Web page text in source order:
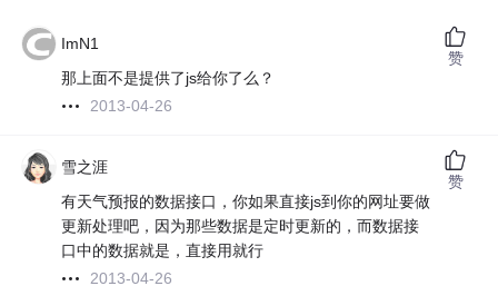
ImN1
那上面不是提供了js给你了么？
2013-04-26
赞
雪之涯
有天气预报的数据接口，你如果直接js到你的网址要做
更新处理吧，因为那些数据是定时更新的，而数据接
口中的数据就是，直接用就行
2013-04-26
赞